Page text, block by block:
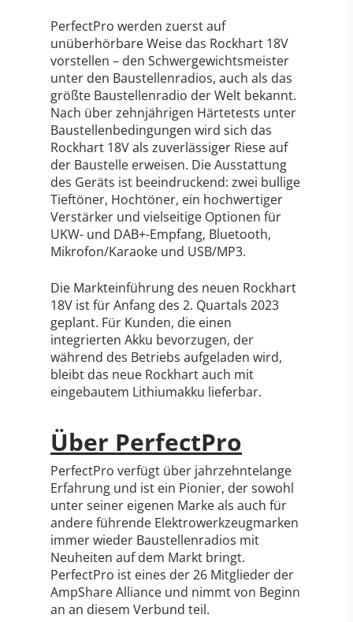
PerfectPro werden zuerst auf
unüberhörbare Weise das Rockhart 18V
vorstellen – den Schwergewichtsmeister
unter den Baustellenradios, auch als das
größte Baustellenradio der Welt bekannt.
Nach über zehnjährigen Härtetests unter
Baustellenbedingungen wird sich das
Rockhart 18V als zuverlässiger Riese auf
der Baustelle erweisen. Die Ausstattung
des Geräts ist beeindruckend: zwei bullige
Tieftöner, Hochtöner, ein hochwertiger
Verstärker und vielseitige Optionen für
UKW- und DAB+-Empfang, Bluetooth,
Mikrofon/Karaoke und USB/MP3.
Die Markteinführung des neuen Rockhart
18V ist für Anfang des 2. Quartals 2023
geplant. Für Kunden, die einen
integrierten Akku bevorzugen, der
während des Betriebs aufgeladen wird,
bleibt das neue Rockhart auch mit
eingebautem Lithiumakku lieferbar.
Über PerfectPro
PerfectPro verfügt über jahrzehntelange
Erfahrung und ist ein Pionier, der sowohl
unter seiner eigenen Marke als auch für
andere führende Elektrowerkzeugmarken
immer wieder Baustellenradios mit
Neuheiten auf dem Markt bringt.
PerfectPro ist eines der 26 Mitglieder der
AmpShare Alliance und nimmt von Beginn
an an diesem Verbund teil.